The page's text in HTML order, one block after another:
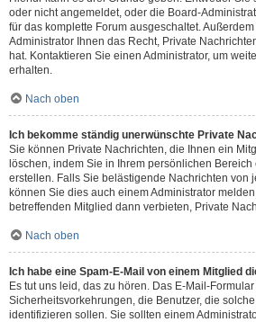
oder nicht angemeldet, oder die Board-
für das komplette Forum ausgeschaltet.
Administrator Ihnen das Recht, Private
hat. Kontaktieren Sie einen Administrator, um
erhalten.
Nach oben
Ich bekomme ständig unerwünschte Private
Sie können Private Nachrichten, die Ihnen ein
löschen, indem Sie in Ihrem persönlichen
erstellen. Falls Sie belästigende Nachrichten von
können Sie dies auch einem Administrator
betreffenden Mitglied dann verbieten, Private
Nach oben
Ich habe eine Spam-E-Mail von einem Mitglied
Es tut uns leid, das zu hören. Das E-Mail-
Sicherheitsvorkehrungen, die Benutzer, die
identifizieren sollen. Sie sollten einem